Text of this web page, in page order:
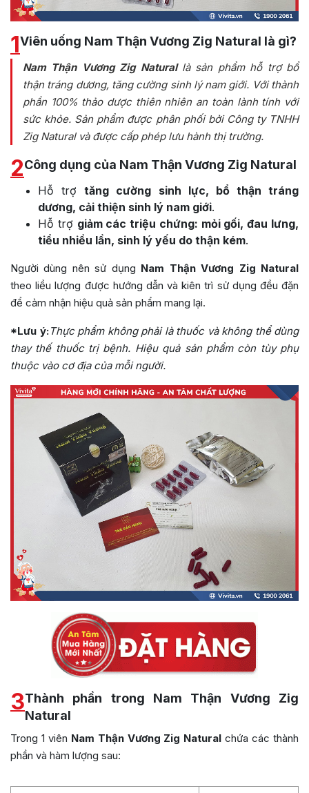
1Viên uống Nam Thận Vương Zig Natural là gì?
Nam Thận Vương Zig Naturallà sản phẩm hỗ trợ bổ
thận tráng dương, tăng cường sinh lý nam giới. Với thành
phần 100% thảo dược thiên nhiên an toàn lành tính với
sức khỏe. Sản phẩm được phân phối bởi Công ty TNHH
Zig Natural và được cấp phép lưu hành thị trường.
2Công dụng của Nam Thận Vương Zig Natural
Hỗ trợtăng cường sinh lực, bổ thận tráng
dương, cải thiện sinh lý nam giới.
Hỗ trợ giảm các triệu chứng: mỏi gối, đau lưng,
tiểu nhiều lần, sinh lý yếu do thận kém.
Người dùng nên sử dụng Nam Thận Vương Zig Natural
theo liều lượng được hướng dẫn và kiên trì sử dụng đều đặn
để cảm nhận hiệu quả sản phẩm mang lại.
*Lưu ý:Thực phẩm không phải là thuốc và không thể dùng
thay thế thuốc trị bệnh. Hiệu quả sản phẩm còn tùy phụ
thuộc vào cơ địa của mỗi người.
3Thành phần trong Nam Thận Vương Zig
Natural
Trong 1 viên Nam Thận Vương Zig Natural chứa các thành
phần và hàm lượng sau: